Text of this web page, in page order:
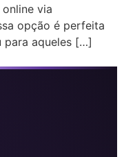
via
opção é perfeita
para aqueles […]